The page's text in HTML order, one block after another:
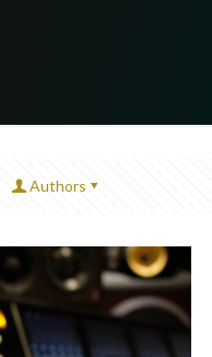
Authors